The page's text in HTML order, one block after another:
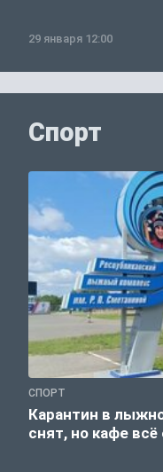
29 января 12:00
Спорт
СПОРТ
Карантин в
снят, но кафе